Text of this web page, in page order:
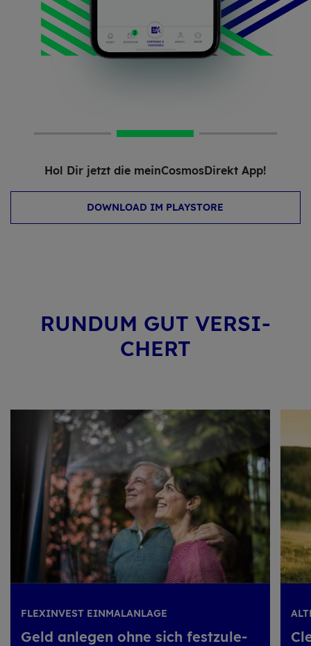
Hol Dir jetzt die mein­Cos­mos­Di­rekt App!
DOWNLOAD IM PLAYSTORE
RUND­UM GUT VER­SI­
CHERT
FLEXINVEST EINMALANLAGE
Geld an­le­gen ohne sich fest­zu­le­